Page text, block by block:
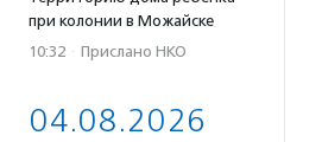
при колонии в Можайске
10:32 · Прислано НКО
04.08.2026